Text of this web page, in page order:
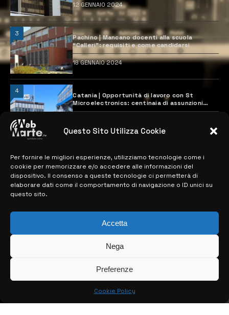
Questo Sito Utilizza Cookie
Per fornire le migliori esperienze, utilizziamo tecnologie come i
cookie per memorizzare e/o accedere alle informazioni del
dispositivo. Il consenso a queste tecnologie ci permetterà di
elaborare dati come il comportamento di navigazione o ID unici su
questo sito.
Accetta
Nega
Preferenze
Cookie Policy
12 GENNAIO 2024
3
Pachino | Mancano docenti alla scuola
“Calleri”: requisiti e come candidarsi
18 GENNAIO 2024
4
Catania | Opportunità di lavoro con St
Microelectronics: centinaia di assunzioni
previste
MAPPA DEL SITO
> NOTIZIE